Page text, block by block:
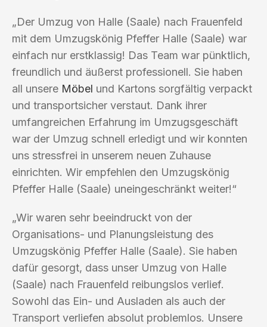
„Der Umzug von Halle (Saale) nach Frauenfeld
mit dem Umzugskönig Pfeffer Halle (Saale) war
einfach nur erstklassig! Das Team war pünktlich,
freundlich und äußerst professionell. Sie haben
all unsere Möbel und Kartons sorgfältig verpackt
und transportsicher verstaut. Dank ihrer
umfangreichen Erfahrung im Umzugsgeschäft
war der Umzug schnell erledigt und wir konnten
uns stressfrei in unserem neuen Zuhause
einrichten. Wir empfehlen den Umzugskönig
Pfeffer Halle (Saale) uneingeschränkt weiter!“
„Wir waren sehr beeindruckt von der
Organisations- und Planungsleistung des
Umzugskönig Pfeffer Halle (Saale). Sie haben
dafür gesorgt, dass unser Umzug von Halle
(Saale) nach Frauenfeld reibungslos verlief.
Sowohl das Ein- und Ausladen als auch der
Transport verliefen absolut problemlos. Unsere